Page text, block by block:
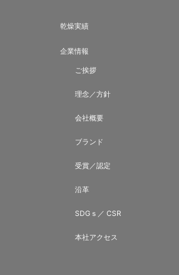
乾燥実績
企業情報
ご挨拶
理念／方針
会社概要
ブランド
受賞／認定
沿革
SDGｓ／ CSR
本社アクセス